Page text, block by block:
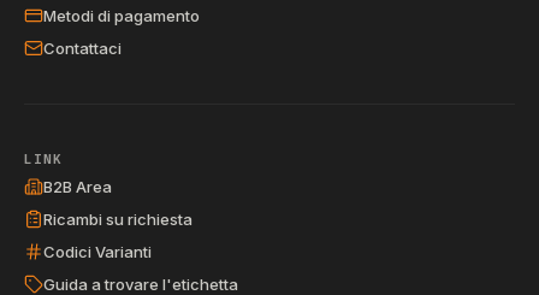
Metodi di pagamento
Contattaci
LINK
B2B Area
Ricambi su richiesta
Codici Varianti
Guida a trovare l'etichetta